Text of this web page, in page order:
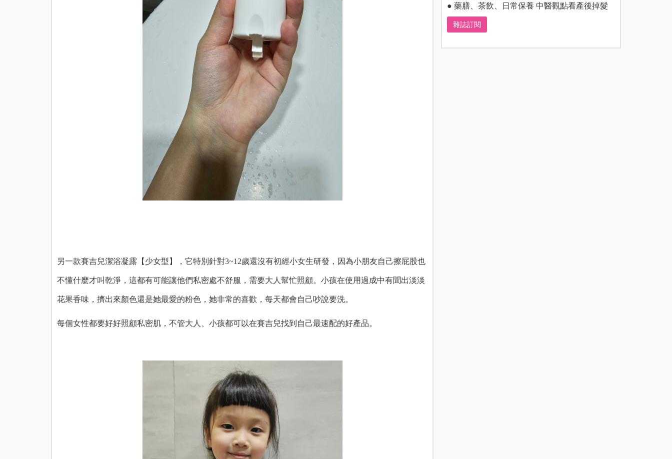
另一款賽吉兒潔浴凝露【少女型】，它特別針對3~12歲還沒有初經小女生研發， 因為小朋友自己擦屁股也
不懂什麼才叫乾淨， 這都有可能讓他們私密處不舒服，需要大人幫忙照顧。 小孩在使用過成中有聞出淡淡
花果香味， 擠出來顏色還是她最愛的粉色，她非常的喜歡，每天都會自己吵說要洗。
每個女性都要好好照顧私密肌，不管大人、小孩都可以在賽吉兒找到自己最速配的好產品。
● 藥膳、茶飲、日常保養 中醫觀點看產後掉髮
雜誌訂閱